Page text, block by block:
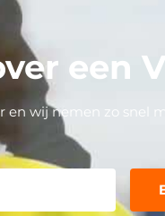
een
en wij nemen zo snel